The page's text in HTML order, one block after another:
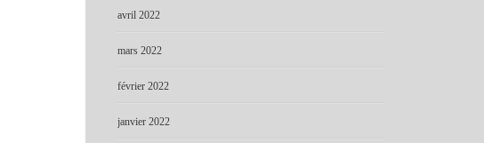
avril 2022
mars 2022
février 2022
janvier 2022